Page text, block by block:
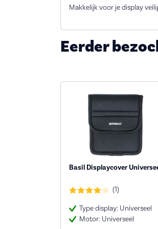
Makkelijk voor je display
Eerder
Basil Displaycover
(1)
Type display: Universeel
Motor: Universeel